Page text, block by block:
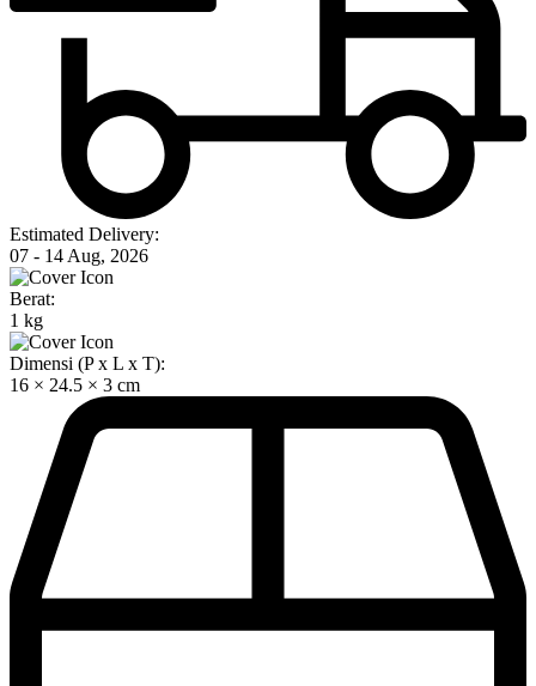
Estimated Delivery:
07 - 14 Aug, 2026
Berat:
1 kg
Dimensi (P x L x T):
16 × 24.5 × 3 cm